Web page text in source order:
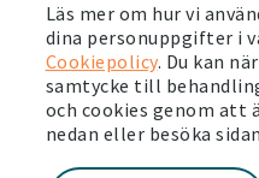
Läs mer om hur vi
dina personuppgifter i
Cookiepolicy. Du kan
samtycke till
och cookies genom att
nedan eller besöka
hållbarhetsberättelse
Läs mer
2026-05-28
Svensk pensionsfond
stärkta boendemiljöer